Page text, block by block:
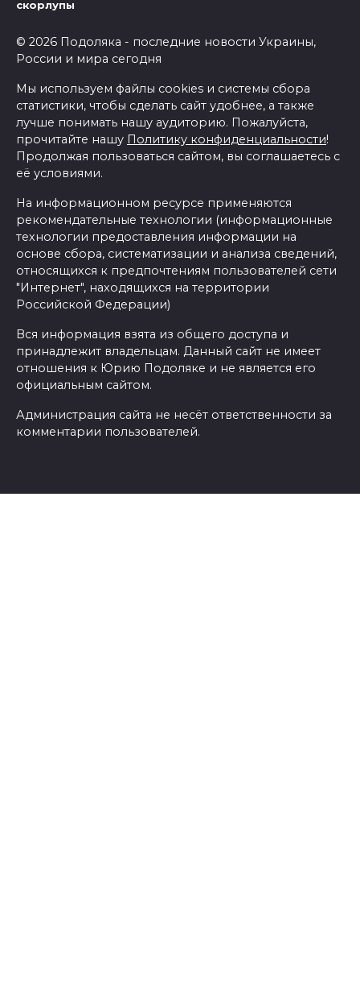
скорлупы
© 2026 Подоляка - последние новости Украины,
России и мира сегодня
Мы используем файлы cookies и системы сбора
статистики, чтобы сделать сайт удобнее, а также
лучше понимать нашу аудиторию. Пожалуйста,
прочитайте нашу Политику конфиденциальности!
Продолжая пользоваться сайтом, вы соглашаетесь с
её условиями.
На информационном ресурсе применяются
рекомендательные технологии (информационные
технологии предоставления информации на
основе сбора, систематизации и анализа сведений,
относящихся к предпочтениям пользователей сети
"Интернет", находящихся на территории
Российской Федерации)
Вся информация взята из общего доступа и
принадлежит владельцам. Данный сайт не имеет
отношения к Юрию Подоляке и не является его
официальным сайтом.
Администрация сайта не несёт ответственности за
комментарии пользователей.